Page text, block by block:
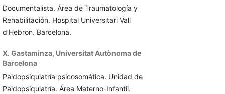
Documentalista. Área de Traumatología y
Rehabilitación. Hospital Universitari Vall
d’Hebron. Barcelona.
X. Gastaminza, Universitat Autònoma de
Barcelona
Paidopsiquiatría psicosomática. Unidad de
Paidopsiquiatría. Área Materno-Infantil.